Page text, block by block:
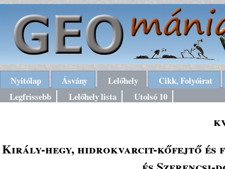
Nyitólap Ásvány Lelőhely
Cikk, Folyóirat
Legfrissebb
Lelőhely lista Utolsó 10
Király-hegy, hidrokvarcit-kőfejtő és